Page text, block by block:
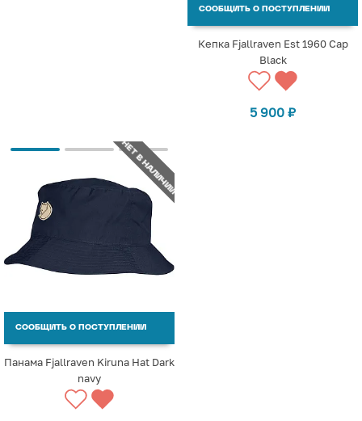
СООБЩИТЬ О ПОСТУПЛЕНИИ
Кепка Fjallraven Est 1960 Cap
Black
5 900 ₽
НЕТ В НАЛИЧИИ
СООБЩИТЬ О ПОСТУПЛЕНИИ
Панама Fjallraven Kiruna Hat Dark
navy